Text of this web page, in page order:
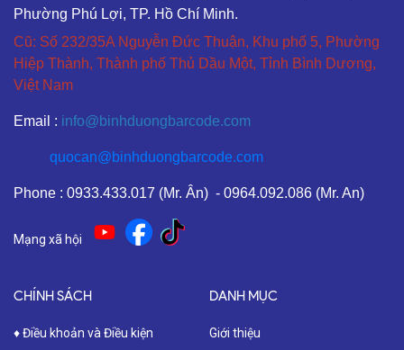
Phường Phú Lợi, TP. Hồ Chí Minh.
Cũ: Số 232/35A Nguyễn Đức Thuận, Khu phố 5, Phường
Hiệp Thành, Thành phố Thủ Dầu Một, Tỉnh Bình Dương,
Việt Nam
Email : info@binhduongbarcode.com
quocan@binhduongbarcode.com
Phone : 0933.433.017 (Mr. Ân) - 0964.092.086 (Mr. An)
Mạng xã hội
CHÍNH SÁCH
♦ Điều khoản và Điều kiện
DANH MỤC
Giới thiệu